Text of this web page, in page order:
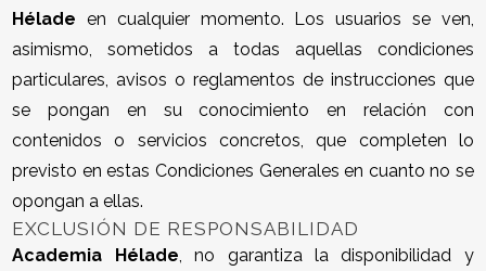
Hélade en cualquier momento. Los usuarios se ven,
asimismo, sometidos a todas aquellas condiciones
particulares, avisos o reglamentos de instrucciones que
se pongan en su conocimiento en relación con
contenidos o servicios concretos, que completen lo
previsto en estas Condiciones Generales en cuanto no se
opongan a ellas.
EXCLUSIÓN DE RESPONSABILIDAD
Academia Hélade, no garantiza la disponibilidad y